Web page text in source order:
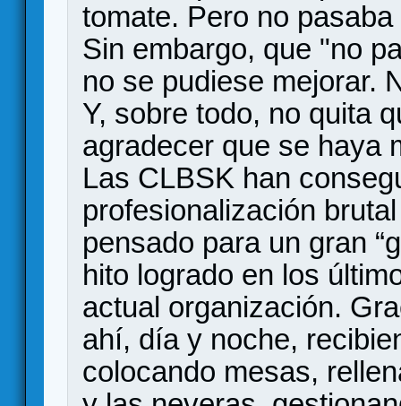
tomate. Pero no pasaba
Sin embargo, que "no
no se pudiese mejorar.
Y, sobre todo, no quita
agradecer que se haya
Las CLBSK han
profesionalización
pensado para un gran
hito logrado en los
actual organización.
ahí, día y noche,
colocando mesas,